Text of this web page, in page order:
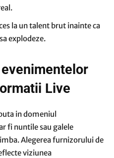
la un talent brut inainte ca
explodeze.
Live
in domeniul
fi nuntile sau galele
Alegerea furnizorului de
viziunea